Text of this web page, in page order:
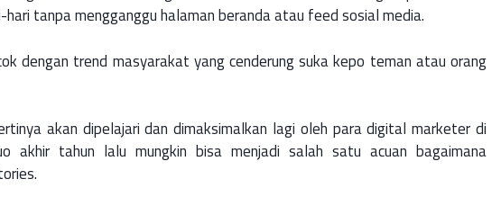
tanpa mengganggu halaman beranda atau feed sosial media.
dengan trend masyarakat yang cenderung suka kepo teman atau orang
akan dipelajari dan dimaksimalkan lagi oleh para digital marketer di
akhir tahun lalu mungkin bisa menjadi salah satu acuan bagaimana